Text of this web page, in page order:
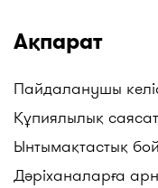
Ақпарат
Пайдаланушы
Құпиялылық
Ынтымақтастық
Дәріханаларға